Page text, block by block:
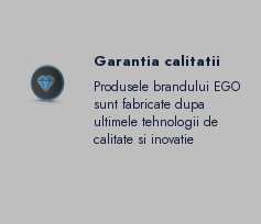
Garantia calitatii
Produsele brandului EGO
sunt fabricate dupa
ultimele tehnologii de
calitate si inovatie